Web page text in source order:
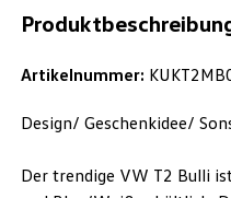
Artikelnummer:
Design/ Geschenkidee/
Der trendige VW T2 Bulli